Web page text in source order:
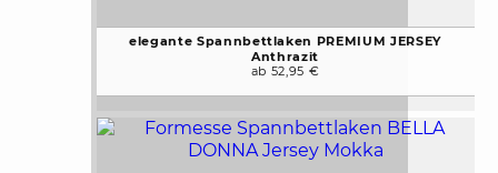
elegante Spannbettlaken PREMIUM JERSEY
Anthrazit
ab 52,95 €